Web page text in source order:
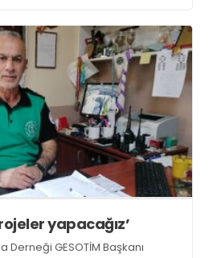
yapacağız’
GESOTİM Başkanı